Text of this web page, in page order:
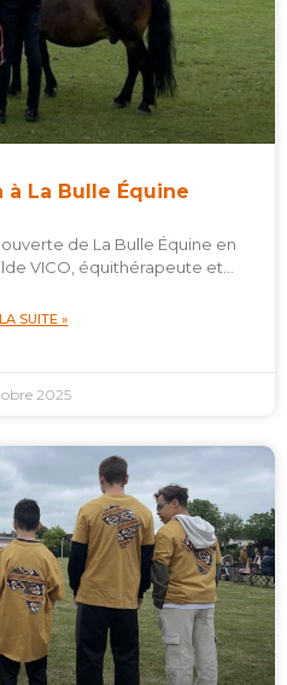
à La Bulle Équine
de La Bulle Équine en
VICO, équithérapeute et…
SUITE »
2025